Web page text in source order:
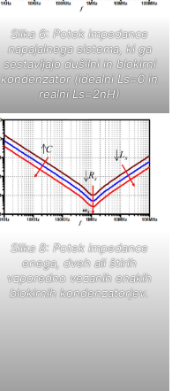
Slika 6: Potek impedance
napajalnega sistema, ki ga
sestavljajo dušilni in blokirni
kondenzator (idealni Ls=0 in
realni Ls=2nH)
Slika 8: Potek impedance
enega, dveh ali štirih
vzporedno vezanih enakih
blokirnih kondenzatorjev.